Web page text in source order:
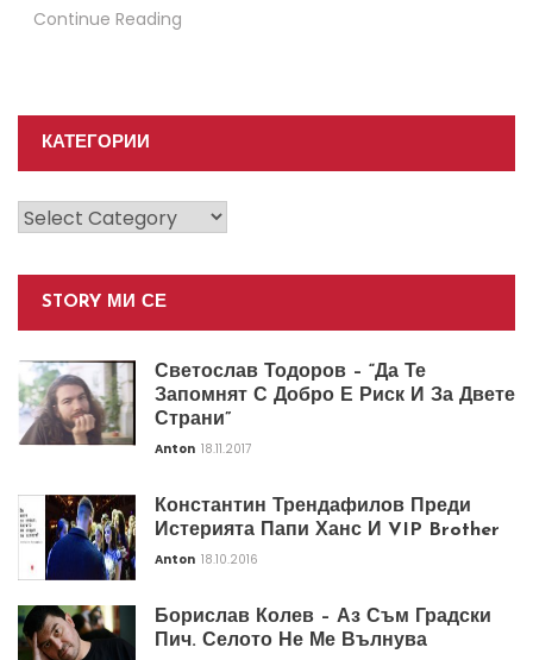
Continue Reading
КАТЕГОРИИ
Категории
STORY МИ СЕ
Светослав Тодоров – “Да Те
Запомнят С Добро Е Риск И За Двете
Страни”
Anton 18.11.2017
Константин Трендафилов Преди
Истерията Папи Ханс И VIP Brother
Anton 18.10.2016
Борислав Колев – Аз Съм Градски
Пич. Селото Не Ме Вълнува